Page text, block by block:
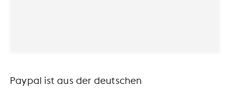
Paypal ist aus der deutschen